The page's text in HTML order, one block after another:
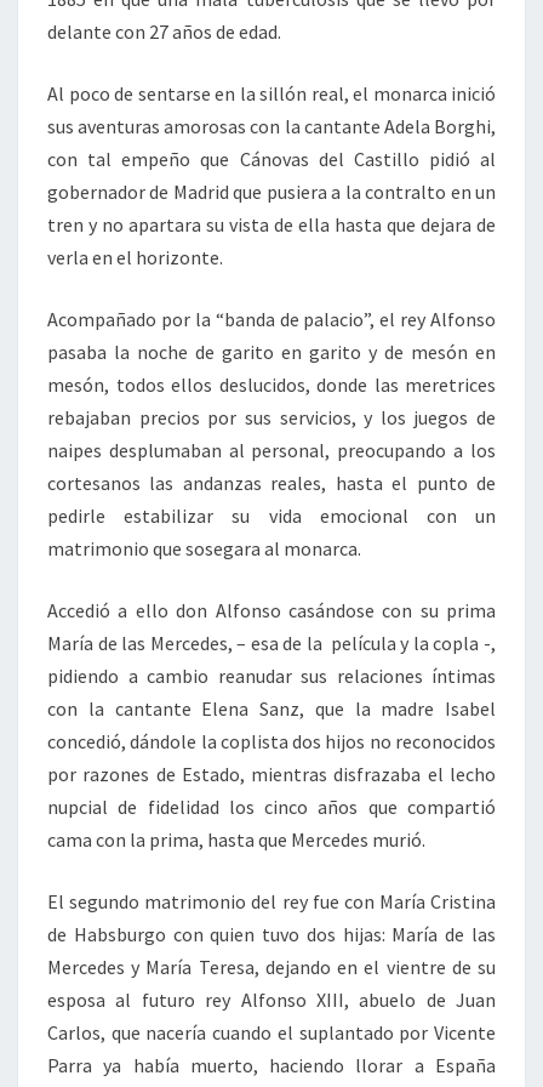
delante con 27 años de edad.
Al poco de sentarse en la sillón real, el monarca inició
sus aventuras amorosas con la cantante Adela Borghi,
con tal empeño que Cánovas del Castillo pidió al
gobernador de Madrid que pusiera a la contralto en un
tren y no apartara su vista de ella hasta que dejara de
verla en el horizonte.
Acompañado por la “banda de palacio”, el rey Alfonso
pasaba la noche de garito en garito y de mesón en
mesón, todos ellos deslucidos, donde las meretrices
rebajaban precios por sus servicios, y los juegos de
naipes desplumaban al personal, preocupando a los
cortesanos las andanzas reales, hasta el punto de
pedirle estabilizar su vida emocional con un
matrimonio que sosegara al monarca.
Accedió a ello don Alfonso casándose con su prima
María de las Mercedes, – esa de la película y la copla -,
pidiendo a cambio reanudar sus relaciones íntimas
con la cantante Elena Sanz, que la madre Isabel
concedió, dándole la coplista dos hijos no reconocidos
por razones de Estado, mientras disfrazaba el lecho
nupcial de fidelidad los cinco años que compartió
cama con la prima, hasta que Mercedes murió.
El segundo matrimonio del rey fue con María Cristina
de Habsburgo con quien tuvo dos hijas: María de las
Mercedes y María Teresa, dejando en el vientre de su
esposa al futuro rey Alfonso XIII, abuelo de Juan
Carlos, que nacería cuando el suplantado por Vicente
Parra ya había muerto, haciendo llorar a España